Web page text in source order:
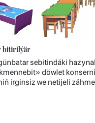
bitirilýär
sebitindäki
döwlet
irginsiz we netijeli